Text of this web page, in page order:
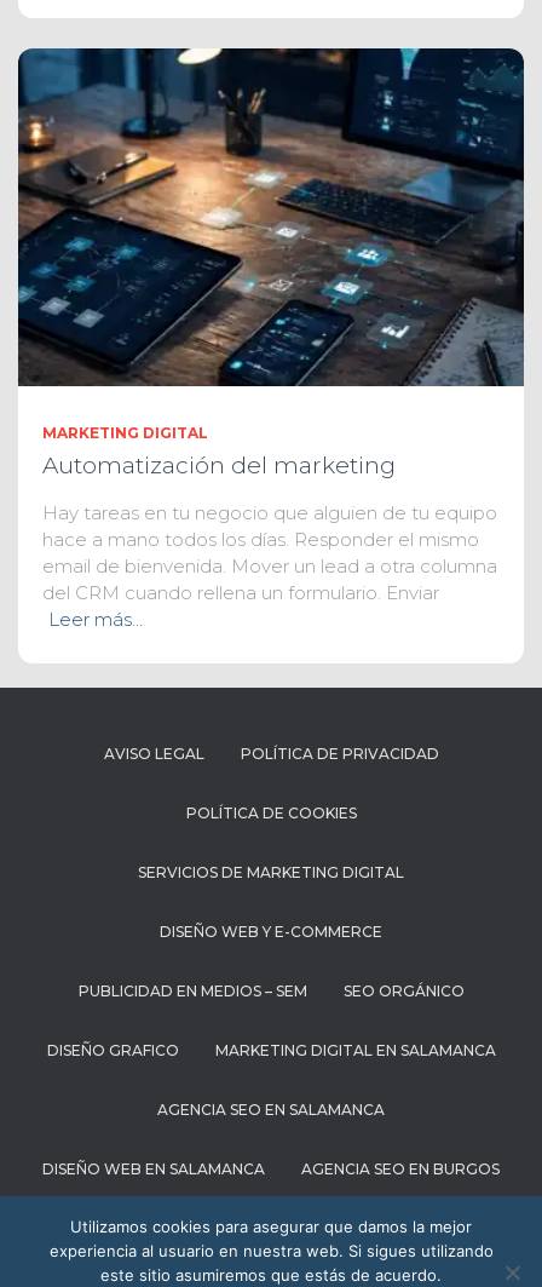
MARKETING DIGITAL
Automatización del marketing
Hay tareas en tu negocio que alguien de tu equipo
hace a mano todos los días. Responder el mismo
email de bienvenida. Mover un lead a otra columna
del CRM cuando rellena un formulario. Enviar
Leer más…
AVISO LEGAL POLÍTICA DE PRIVACIDAD
POLÍTICA DE COOKIES
SERVICIOS DE MARKETING DIGITAL
DISEÑO WEB Y E-COMMERCE
PUBLICIDAD EN MEDIOS – SEM SEO ORGÁNICO
DISEÑO GRAFICO MARKETING DIGITAL EN SALAMANCA
AGENCIA SEO EN SALAMANCA
DISEÑO WEB EN SALAMANCA AGENCIA SEO EN BURGOS
MARKETING DIGITAL EN BURGOS
Utilizamos cookies para asegurar que damos la mejor
experiencia al usuario en nuestra web. Si sigues utilizando
este sitio asumiremos que estás de acuerdo.